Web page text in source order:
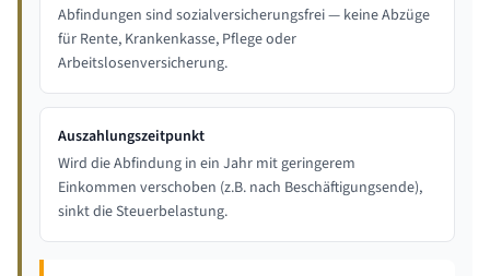
Abfindungen sind sozialversicherungsfrei — keine Abzüge
für Rente, Krankenkasse, Pflege oder
Arbeitslosenversicherung.
Auszahlungszeitpunkt
Wird die Abfindung in ein Jahr mit geringerem
Einkommen verschoben (z.B. nach Beschäftigungsende),
sinkt die Steuerbelastung.